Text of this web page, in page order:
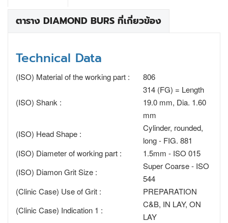
ตาราง DIAMOND BURS ที่เกี่ยวข้อง
Technical Data
(ISO) Material of the working part : 806
(ISO) Shank :
314 (FG) = Length
19.0 mm, Dia. 1.60
mm
(ISO) Head Shape :
Cylinder, rounded,
long - FIG. 881
(ISO) Diameter of working part :
1.5mm - ISO 015
(ISO) Diamon Grit Size :
Super Coarse - ISO
544
(Clinic Case) Use of Grit :
PREPARATION
(Clinic Case) Indication 1 :
C&B, IN LAY, ON
LAY